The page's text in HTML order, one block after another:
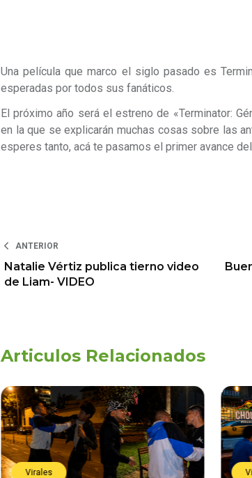
Una película que marco el siglo pasado es
esperadas por todos sus fanáticos.
El próximo año será el estreno de «Terminator:
en la que se explicarán muchas cosas sobre las
esperes tanto, acá te pasamos el primer avance
ANTERIOR
Natalie Vértiz publica tierno video
de Liam- VIDEO
Articulos Relacionados
Virales